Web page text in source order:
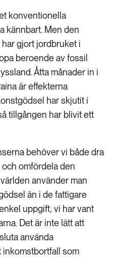
konventionella
kännbart. Men den
gjort jordbruket i
beroende av fossil
Åtta månader in i
är effekterna
har skjutit i
tillgången har blivit ett
behöver vi både dra
omfördela den
använder man
än i de fattigare
uppgift, vi har vant
Det är inte lätt att
använda
inkomstbortfall som